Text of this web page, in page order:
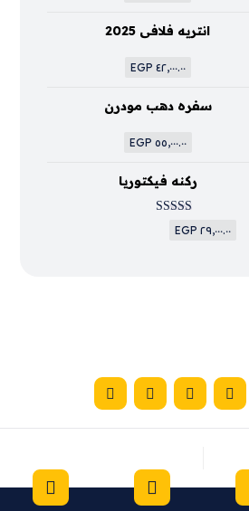
انتريه فلافى 2025
EGP ٤٢,٠٠٠.٠٠
سفره دهب مودرن
EGP ٥٥,٠٠٠.٠٠
ركنه فيكتوريا
تم التقييم
4من 5
EGP ٢٩,٠٠٠.٠٠